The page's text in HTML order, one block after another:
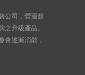
公司，營運超
升級產品。
會逐漸消散，